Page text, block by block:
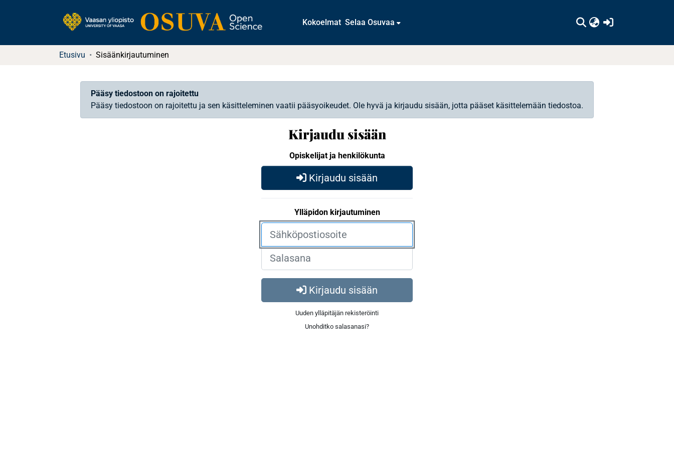
Kokoelmat Selaa Osuvaa
Etusivu Sisäänkirjautuminen
Pääsy tiedostoon on rajoitettu
Pääsy tiedostoon on rajoitettu ja sen käsitteleminen vaatii pääsyoikeudet. Ole hyvä ja kirjaudu sisään, jotta pääset käsittelemään tiedostoa.
Kirjaudu sisään
Opiskelijat ja henkilökunta
Kirjaudu sisään
Ylläpidon kirjautuminen
Kirjaudu sisään
Uuden ylläpitäjän rekisteröinti
Unohditko salasanasi?